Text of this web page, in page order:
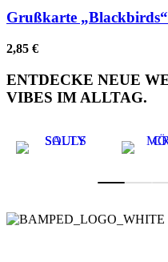
Grußkarte
2,85 €
ENTDECKE NEUE
VIBES IM ALLTAG.